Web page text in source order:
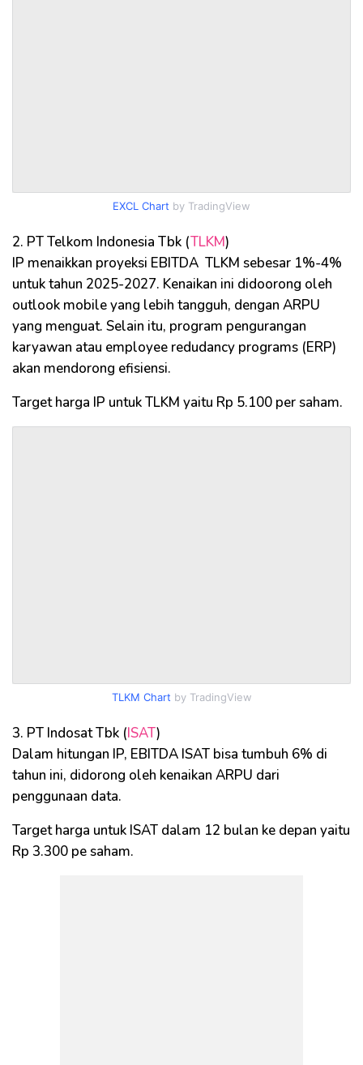
EXCL Chart by TradingView
2. PT Telkom Indonesia Tbk (TLKM)
IP menaikkan proyeksi EBITDA TLKM sebesar 1%-4%
untuk tahun 2025-2027. Kenaikan ini didoorong oleh
outlook mobile yang lebih tangguh, dengan ARPU
yang menguat. Selain itu, program pengurangan
karyawan atau employee redudancy programs (ERP)
akan mendorong efisiensi.
Target harga IP untuk TLKM yaitu Rp 5.100 per saham.
TLKM Chart by TradingView
3. PT Indosat Tbk (ISAT)
Dalam hitungan IP, EBITDA ISAT bisa tumbuh 6% di
tahun ini, didorong oleh kenaikan ARPU dari
penggunaan data.
Target harga untuk ISAT dalam 12 bulan ke depan yaitu
Rp 3.300 pe saham.